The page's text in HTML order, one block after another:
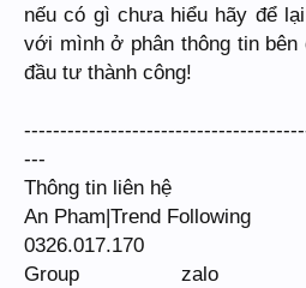
nếu có gì chưa hiểu hãy để
với mình ở phân thông tin
đầu tư thành công!
---
Thông tin liên hệ
An Pham|Trend Following
0326.017.170
Group zalo